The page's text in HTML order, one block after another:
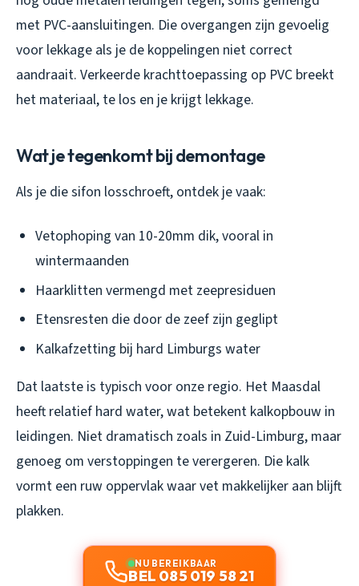
met PVC-aansluitingen. Die overgangen zijn gevoelig
voor lekkage als je de koppelingen niet correct
aandraait. Verkeerde krachttoepassing op PVC breekt
het materiaal, te los en je krijgt lekkage.
Wat je tegenkomt bij demontage
Als je die sifon losschroeft, ontdek je vaak:
Vetophoping van 10-20mm dik, vooral in
wintermaanden
Haarklitten vermengd met zeepresiduen
Etensresten die door de zeef zijn geglipt
Kalkafzetting bij hard Limburgs water
Dat laatste is typisch voor onze regio. Het Maasdal
heeft relatief hard water, wat betekent kalkopbouw in
leidingen. Niet dramatisch zoals in Zuid-Limburg, maar
genoeg om verstoppingen te verergeren. Die kalk
vormt een ruw oppervlak waar vet makkelijker aan blijft
plakken.
NU BEREIKBAAR
BEL 085 019 58 21